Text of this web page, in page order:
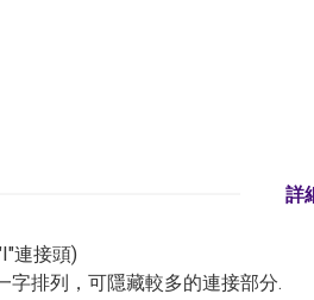
詳
連接頭)
字排列，可隱藏較多的連接部分.